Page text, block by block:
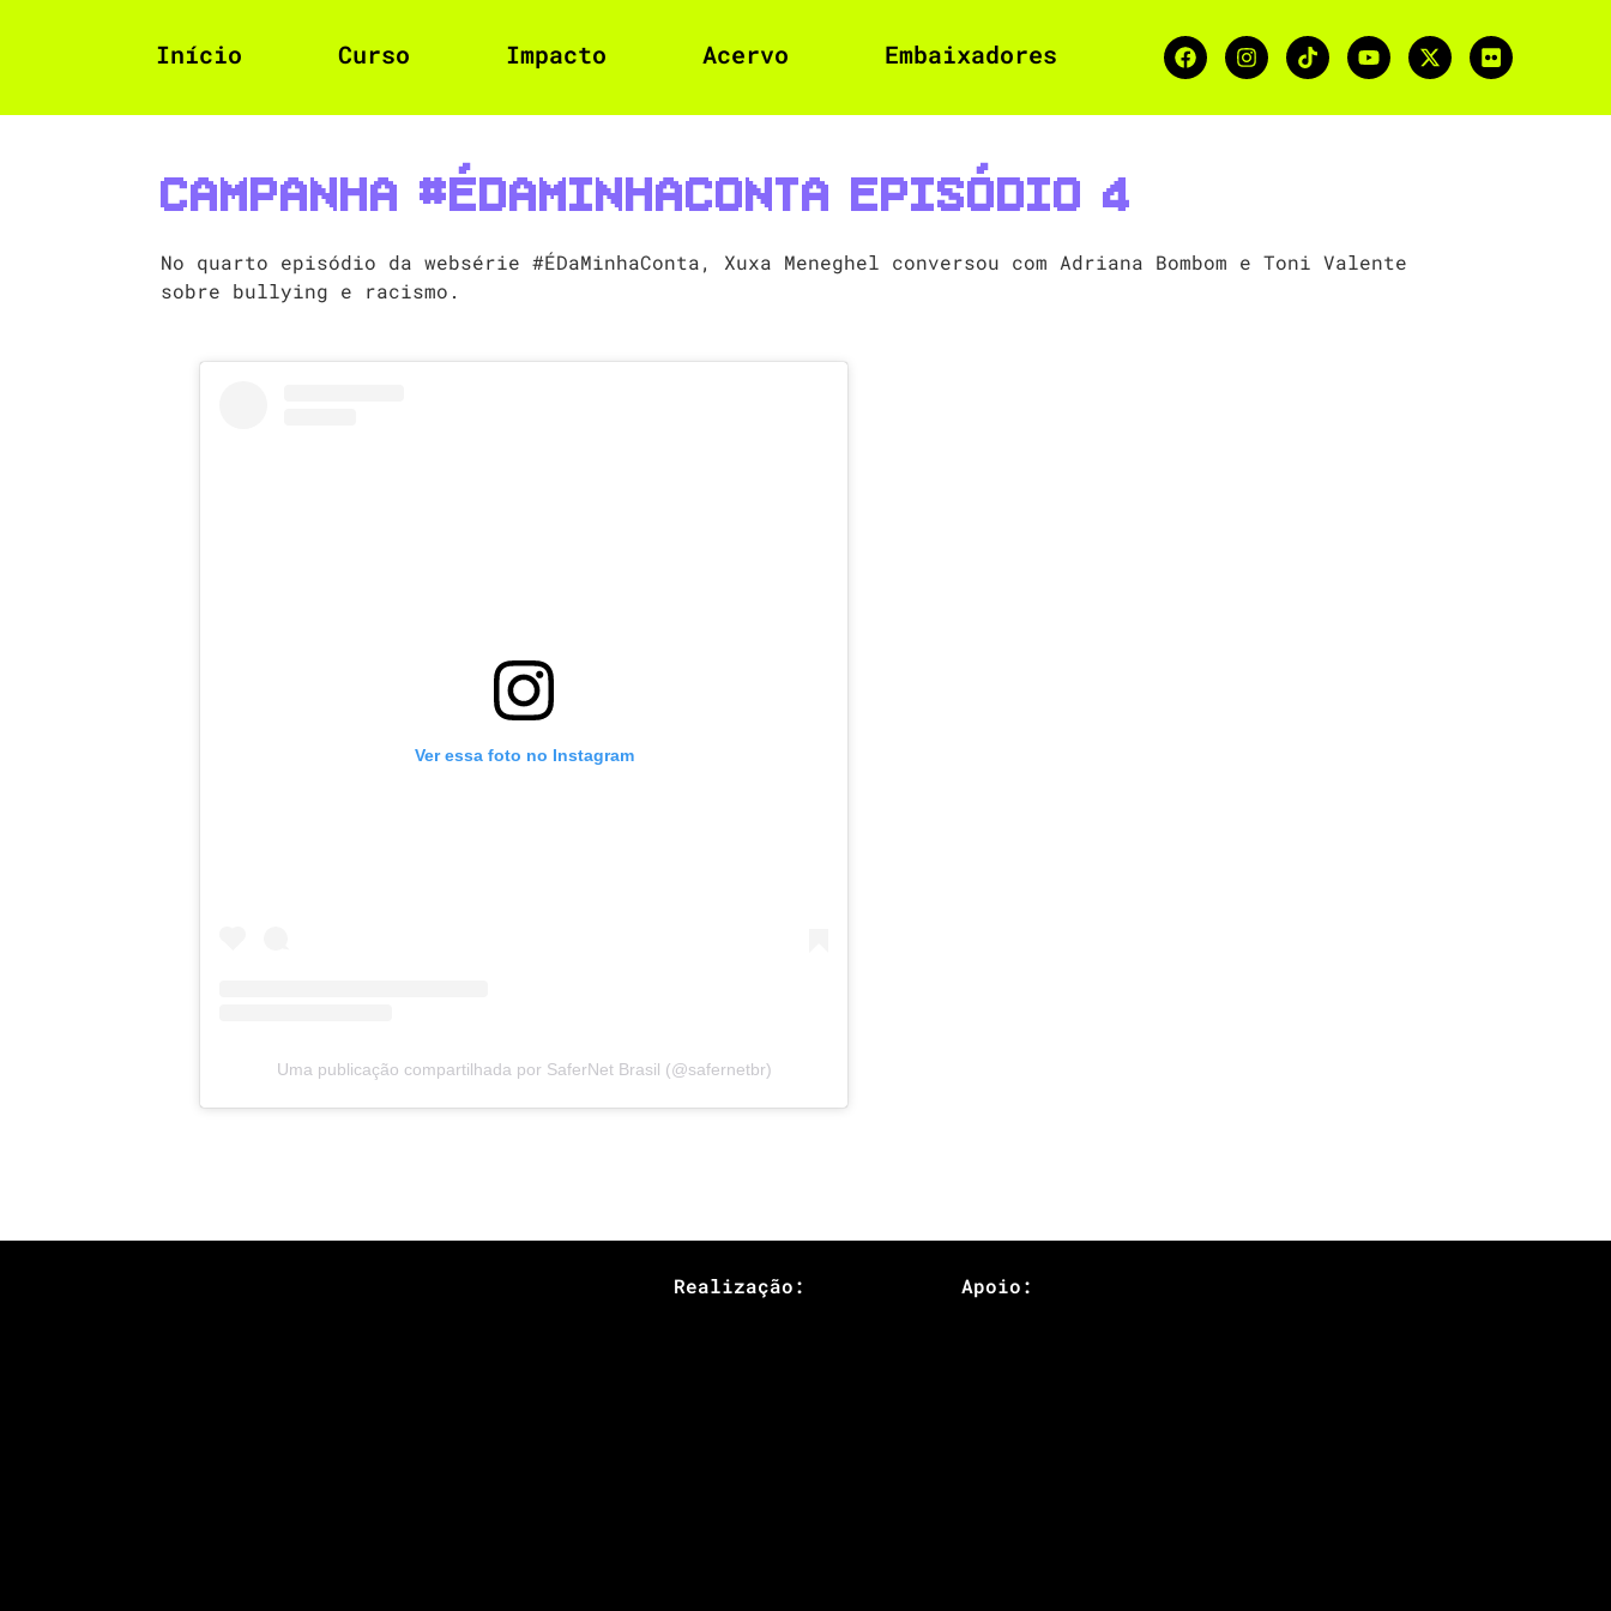
Início Curso Impacto Acervo Embaixadores
Campanha #ÉdaMinhaConta Episódio 4
No quarto episódio da websérie #ÉDaMinhaConta, Xuxa Meneghel conversou com Adriana Bombom e Toni Valente
sobre bullying e racismo.
Ver essa foto no Instagram
Uma publicação compartilhada por SaferNet Brasil (@safernetbr)
Realização: Apoio: